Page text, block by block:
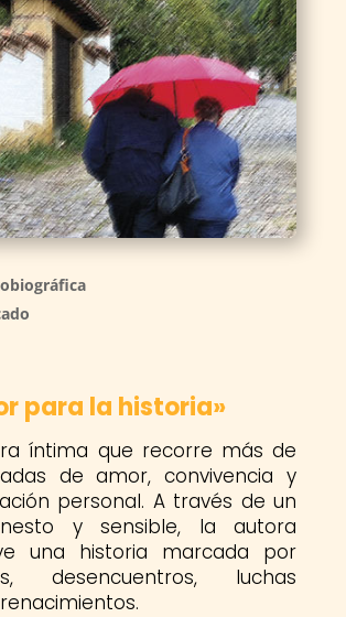
para la historia»
íntima que recorre más de
de amor, convivencia y
personal. A través de un
y sensible, la autora
una historia marcada por
desencuentros, luchas